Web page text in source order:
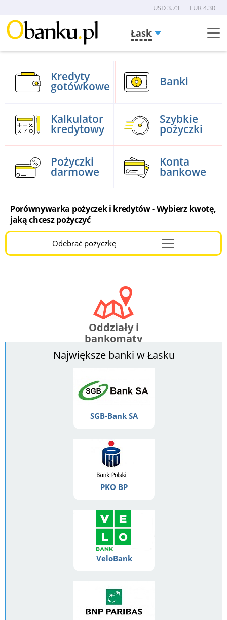
USD 3.73 EUR 4.30
Łask
Menu
Kredyty
gotówkowe Banki
Kalkulator
kredytowy
Szybkie
pożyczki
Pożyczki
darmowe
Konta
bankowe
Porównywarka pożyczek i kredytów - Wybierz kwotę,
jaką chcesz pożyczyć
Odebrać pożyczkęMenu
Burger
Oddziały i
bankomaty
Największe banki w Łasku
SGB-Bank SA
PKO BP
VeloBank